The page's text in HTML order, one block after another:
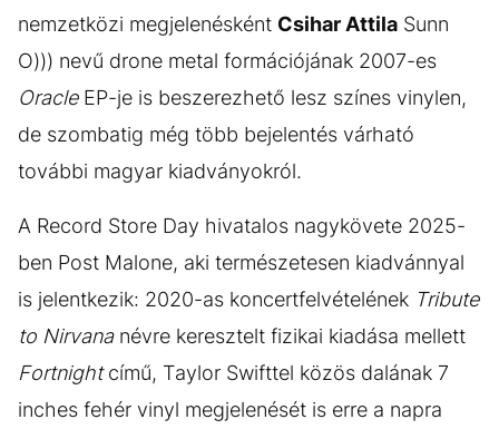
nemzetközi megjelenésként Csihar Attila Sunn
O))) nevű drone metal formációjának 2007-es
OracleEP-je is beszerezhető lesz színes vinylen,
de szombatig még több bejelentés várható
további magyar kiadványokról.
A Record Store Day hivatalos nagykövete 2025-
ben Post Malone, aki természetesen kiadvánnyal
is jelentkezik: 2020-as koncertfelvételének Tribute
to Nirvananévre keresztelt fizikai kiadása mellett
Fortnightcímű, Taylor Swifttel közös dalának 7
inches fehér vinyl megjelenését is erre a napra